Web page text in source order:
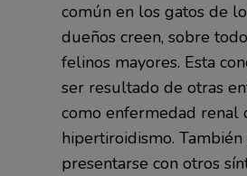
común en los gatos de
dueños creen, sobre
felinos mayores. Esta
ser resultado de otras
como enfermedad renal
hipertiroidismo.
presentarse con otros